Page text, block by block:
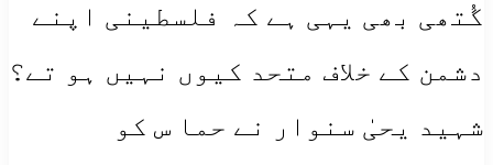
گُتھی بھی یہی ہے کہ فلسطینی اپنے
دشمن کے خلاف متحد کیوں نہیں ہو تے؟
شہید یحیٰ سنوار نے حما س کو